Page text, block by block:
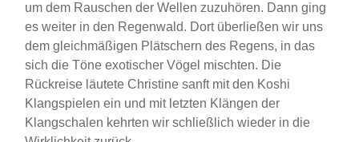
um dem Rauschen der Wellen zuzuhören. Dann ging
es weiter in den Regenwald. Dort überließen wir uns
dem gleichmäßigen Plätschern des Regens, in das
sich die Töne exotischer Vögel mischten. Die
Rückreise läutete Christine sanft mit den Koshi
Klangspielen ein und mit letzten Klängen der
Klangschalen kehrten wir schließlich wieder in die